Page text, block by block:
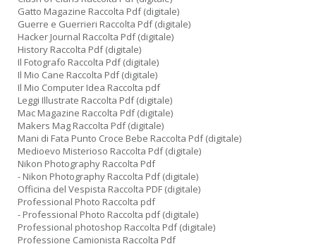
Gatto Magazine Raccolta Pdf (digitale)
Guerre e Guerrieri Raccolta Pdf (digitale)
Hacker Journal Raccolta Pdf (digitale)
History Raccolta Pdf (digitale)
Il Fotografo Raccolta Pdf (digitale)
Il Mio Cane Raccolta Pdf (digitale)
Il Mio Computer Idea Raccolta pdf
Leggi Illustrate Raccolta Pdf (digitale)
Mac Magazine Raccolta Pdf (digitale)
Makers Mag Raccolta Pdf (digitale)
Mani di Fata Punto Croce Bebe Raccolta Pdf (digitale)
Medioevo Misterioso Raccolta Pdf (digitale)
Nikon Photography Raccolta Pdf
- Nikon Photography Raccolta Pdf (digitale)
Officina del Vespista Raccolta PDF (digitale)
Professional Photo Raccolta pdf
- Professional Photo Raccolta pdf (digitale)
Professional photoshop Raccolta Pdf (digitale)
Professione Camionista Raccolta Pdf